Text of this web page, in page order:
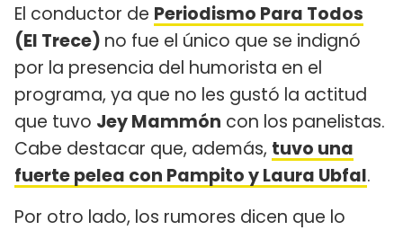
El conductor de Periodismo Para Todos
(El Trece) no fue el único que se indignó
por la presencia del humorista en el
programa, ya que no les gustó la actitud
que tuvo Jey Mammón con los panelistas.
Cabe destacar que, además, tuvo una
fuerte pelea con Pampito y Laura Ubfal.
Por otro lado, los rumores dicen que lo